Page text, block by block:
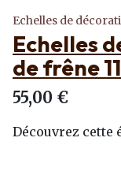
Echelles de
Echelles
de frêne
55,00 €
Découvrez cette